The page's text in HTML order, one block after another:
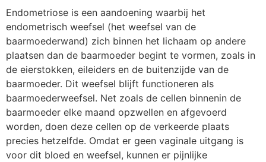
Endometriose is een aandoening waarbij het
endometrisch weefsel (het weefsel van de
baarmoederwand) zich binnen het lichaam op andere
plaatsen dan de baarmoeder begint te vormen, zoals in
de eierstokken, eileiders en de buitenzijde van de
baarmoeder. Dit weefsel blijft functioneren als
baarmoederweefsel. Net zoals de cellen binnenin de
baarmoeder elke maand opzwellen en afgevoerd
worden, doen deze cellen op de verkeerde plaats
precies hetzelfde. Omdat er geen vaginale uitgang is
voor dit bloed en weefsel, kunnen er pijnlijke